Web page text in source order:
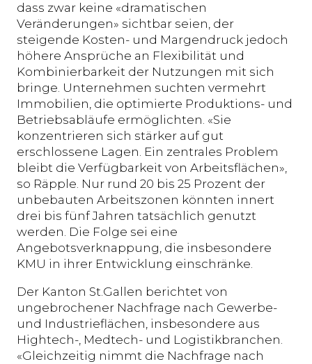
dass zwar keine «dramatischen
Veränderungen» sichtbar seien, der
steigende Kosten- und Margendruck jedoch
höhere Ansprüche an Flexibilität und
Kombinierbarkeit der Nutzungen mit sich
bringe. Unternehmen suchten vermehrt
Immobilien, die optimierte Produktions- und
Betriebsabläufe ermöglichten. «Sie
konzentrieren sich stärker auf gut
erschlossene Lagen. Ein zentrales Problem
bleibt die Verfügbarkeit von Arbeitsflächen»,
so Räpple. Nur rund 20 bis 25 Prozent der
unbebauten Arbeitszonen könnten innert
drei bis fünf Jahren tatsächlich genutzt
werden. Die Folge sei eine
Angebotsverknappung, die insbesondere
KMU in ihrer Entwicklung einschränke.
Der Kanton St.Gallen berichtet von
ungebrochener Nachfrage nach Gewerbe-
und Industrieflächen, insbesondere aus
Hightech-, Medtech- und Logistikbranchen.
«Gleichzeitig nimmt die Nachfrage nach